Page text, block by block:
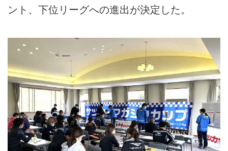
ント、下位リーグへの進出が決定した。